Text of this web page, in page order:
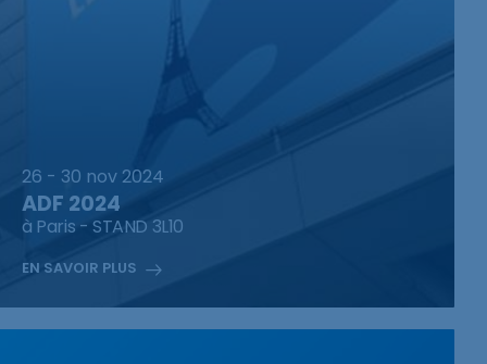
26 - 30 nov 2024
ADF 2024
à Paris - STAND 3L10
EN SAVOIR PLUS